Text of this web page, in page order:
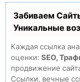
Забиваем
Уникальные
Каждая ссылка
оценки: SEO,
продвижение
Ссылки, вечные